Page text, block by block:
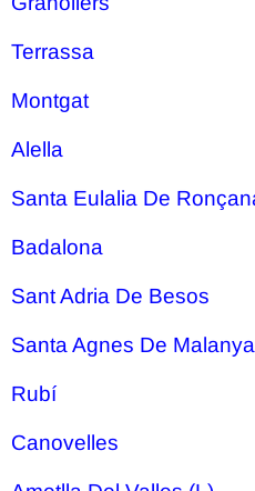
Terrassa
Montgat
Alella
Santa Eulalia De
Badalona
Sant Adria De Besos
Santa Agnes De
Rubí
Canovelles